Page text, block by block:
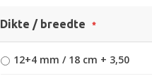
Dikte / breedte
12+4 mm / 18 cm + 3,50